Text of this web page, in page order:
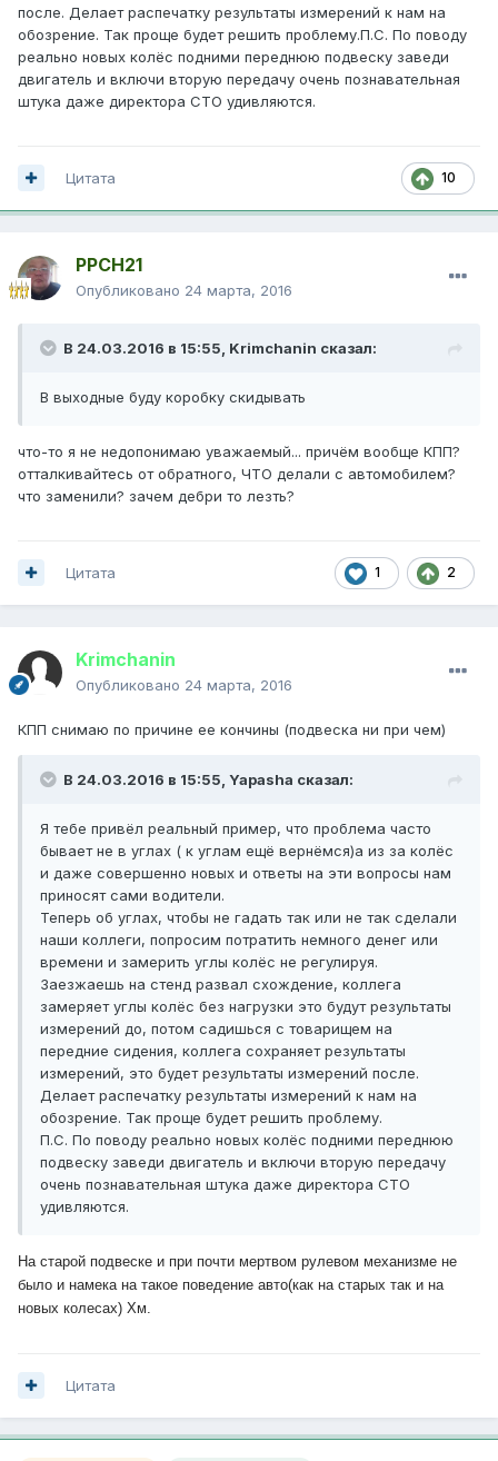
после. Делает распечатку результаты измерений к нам на
обозрение. Так проще будет решить проблему.П.С. По поводу
реально новых колёс подними переднюю подвеску заведи
двигатель и включи вторую передачу очень познавательная
штука даже директора СТО удивляются.
10
Цитата
PPCH21
Опубликовано 24 марта, 2016
В 24.03.2016 в 15:55, Krimchanin сказал:
В выходные буду коробку скидывать
что-то я не недопонимаю уважаемый... причём вообще КПП?
отталкивайтесь от обратного, ЧТО делали с автомобилем?
что заменили? зачем дебри то лезть?
1 2
Цитата
Krimchanin
Опубликовано 24 марта, 2016
КПП снимаю по причине ее кончины (подвеска ни при чем)
В 24.03.2016 в 15:55, Yapasha сказал:
Я тебе привёл реальный пример, что проблема часто
бывает не в углах ( к углам ещё вернёмся)а из за колёс
и даже совершенно новых и ответы на эти вопросы нам
приносят сами водители.
Теперь об углах, чтобы не гадать так или не так сделали
наши коллеги, попросим потратить немного денег или
времени и замерить углы колёс не регулируя.
Заезжаешь на стенд развал схождение, коллега
замеряет углы колёс без нагрузки это будут результаты
измерений до, потом садишься с товарищем на
передние сидения, коллега сохраняет результаты
измерений, это будет результаты измерений после.
Делает распечатку результаты измерений к нам на
обозрение. Так проще будет решить проблему.
П.С. По поводу реально новых колёс подними переднюю
подвеску заведи двигатель и включи вторую передачу
очень познавательная штука даже директора СТО
удивляются.
На старой подвеске и при почти мертвом рулевом механизме не
было и намека на такое поведение авто(как на старых так и на
новых колесах) Хм.
Цитата